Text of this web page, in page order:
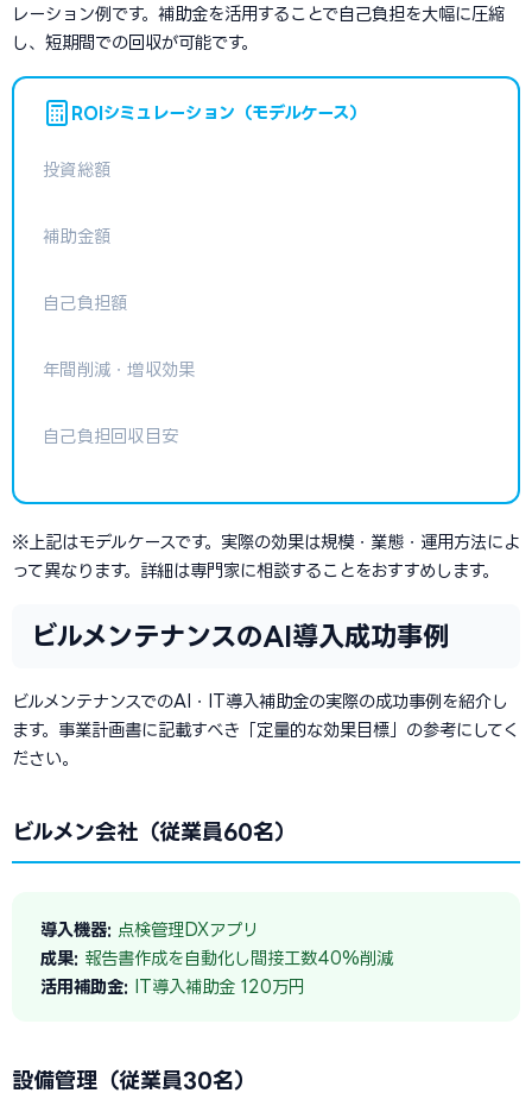
レーション例です。補助金を活用することで自己負担を大幅に圧縮
し、短期間での回収が可能です。
ROIシミュレーション（モデルケース）
投資総額
補助金額
自己負担額
年間削減・増収効果
自己負担回収目安
※上記はモデルケースです。実際の効果は規模・業態・運用方法によ
って異なります。詳細は専門家に相談することをおすすめします。
ビルメンテナンスのAI導入成功事例
ビルメンテナンスでのAI・IT導入補助金の実際の成功事例を紹介し
ます。事業計画書に記載すべき「定量的な効果目標」の参考にしてく
ださい。
ビルメン会社（従業員60名）
導入機器: 点検管理DXアプリ
成果: 報告書作成を自動化し間接工数40%削減
活用補助金: IT導入補助金 120万円
設備管理（従業員30名）